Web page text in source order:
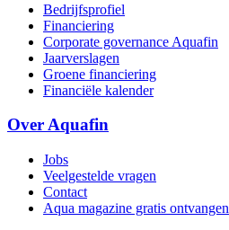
Bedrijfsprofiel
Financiering
Corporate governance Aquafin
Jaarverslagen
Groene financiering
Financiële kalender
Over Aquafin
Jobs
Veelgestelde vragen
Contact
Aqua magazine gratis ontvangen